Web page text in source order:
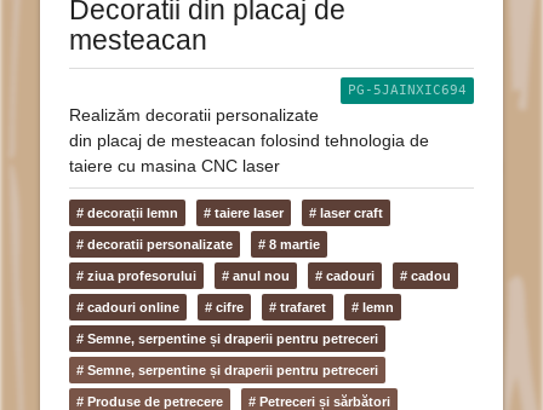
Decoratii din placaj de
mesteacan
PG-5JAINXIC694
Realizăm decoratii personalizate
din placaj de mesteacan folosind tehnologia de
taiere cu masina CNC laser
# decorații lemn # taiere laser # laser craft
# decoratii personalizate # 8 martie
# ziua profesorului # anul nou # cadouri # cadou
# cadouri online # cifre # trafaret # lemn
# Semne, serpentine și draperii pentru petreceri
# Semne, serpentine și draperii pentru petreceri
# Produse de petrecere # Petreceri și sărbători